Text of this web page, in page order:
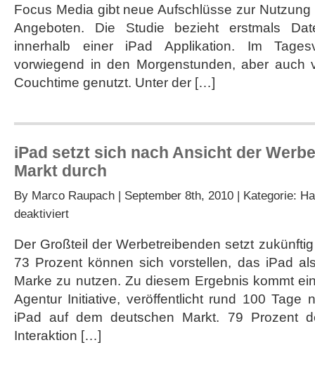
über
Nutzungsverhalten
von
iPad
Usern
Focus Media gibt neue Aufschlüsse zur
Angeboten. Die Studie bezieht erstmals
innerhalb einer iPad Applikation. Im
vorwiegend in den Morgenstunden, aber
Couchtime genutzt. Unter der […]
iPad setzt sich nach Ansicht der
Markt durch
By Marco Raupach | September 8th, 2010 | Kategorie:
deaktiviertfür
sich
nach
der
Werbetreibenden
am
Markt
durch
Der Großteil der Werbetreibenden setzt
73 Prozent können sich vorstellen, das iPad
Marke zu nutzen. Zu diesem Ergebnis kommt
Agentur Initiative, veröffentlicht rund 100 Tage
iPad auf dem deutschen Markt. 79 Prozent
Interaktion […]